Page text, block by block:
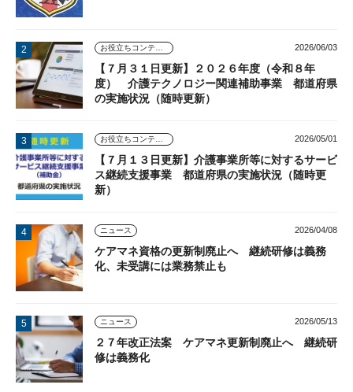
お役立ちコンテンツ 2026/06/03
【７月３１日更新】２０２６年度（令和８年
度） 介護テクノロジー関連補助事業 都道府県
の実施状況（随時更新）
お役立ちコンテンツ 2026/05/01
【７月１３日更新】介護事業所等に対するサービ
ス継続支援事業 都道府県の実施状況（随時更
新）
ニュース 2026/04/08
ケアマネ資格の更新制廃止へ 継続研修は義務
化、未受講には業務禁止も
ニュース 2026/05/13
２７年改正法案 ケアマネ更新制廃止へ 継続研
修は義務化